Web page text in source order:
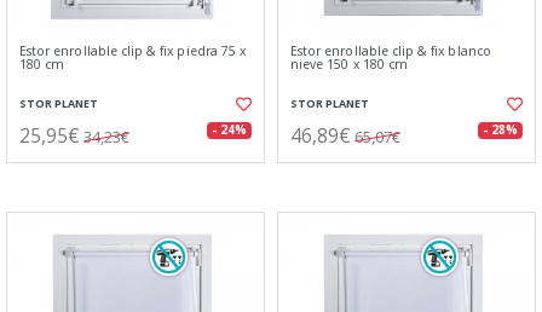
Estor enrollable clip & fix piedra 75 x
180 cm
STOR PLANET
25,95€ 34,23€ - 24%
Estor enrollable clip & fix blanco
nieve 150 x 180 cm
STOR PLANET
46,89€ 65,07€ - 28%